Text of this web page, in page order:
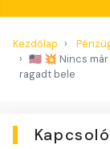
Kezdőlap
🇺🇸 💥 Nincs
ragadt bele